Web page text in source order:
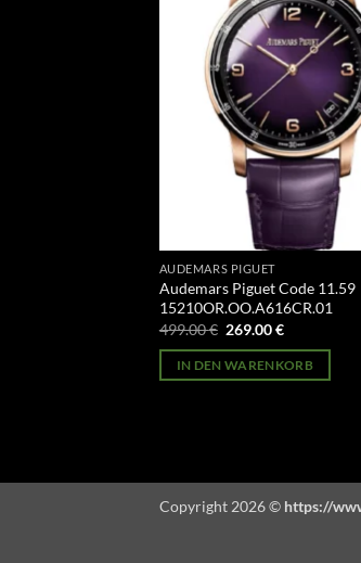
AUDEMARS PIGUET
Audemars Piguet Code 11.59
15210OR.OO.A616CR.01
499.00€ Ursprünglicher
war:
499.00 €
269.00€Aktueller
ist:
269.00 €.
IN DEN WARENKORB
Copyright 2026 © https://